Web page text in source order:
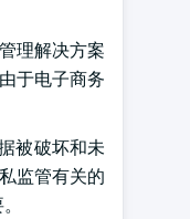
理解决方案
于电子商务
被破坏和未
监管有关的